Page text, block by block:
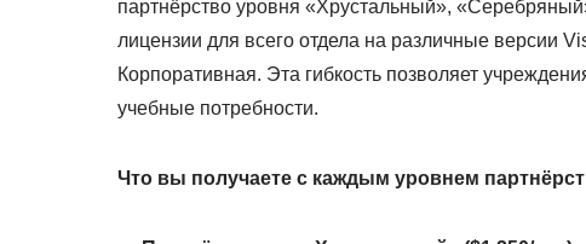
партнёрство уровня «Хрустальный»,
лицензии для всего отдела на различные версии
Корпоративная. Эта гибкость позволяет
учебные потребности.
Что вы получаете с каждым уровнем